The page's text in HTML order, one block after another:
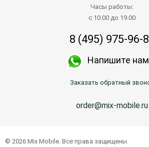
Часы работы:
с 10.00 до 19.00
8 (495) 975-96-
Напишите нам
Заказать обратный
order@mix-mobile.ru
© 2026 Mix Mobile. Все права защищены.